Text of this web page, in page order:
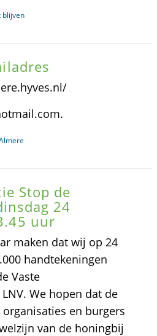
blijven
Stop de
24
uur
maken dat wij op 24
handtekeningen
Vaste
We hopen dat de
en burgers
van de honingbij